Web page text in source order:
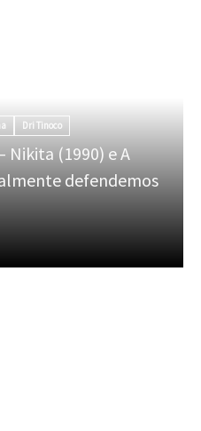
Dri Tinoco
Nikita (1990) e A
defendemos